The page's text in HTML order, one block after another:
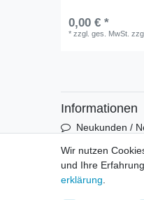
0,00 € *
*zzgl. ges. MwSt.
Informationen
Neukunden /
Versandkosten
Entsorgungs-
Größentabellen
Wir nutzen
und Ihre
erklärung